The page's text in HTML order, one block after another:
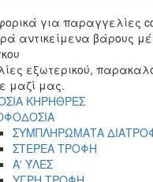
για παραγγελίες
αντικείμενα βάρους
εξωτερικού,
μαζί μας.
ΚΗΡΗΘΡΕΣ
ΣΥΜΠΛΗΡΩΜΑΤΑ
ΣΤΕΡΕΑ ΤΡΟΦΗ
Α' ΎΛΕΣ